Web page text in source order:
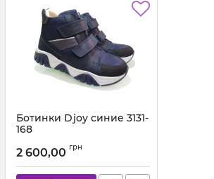
Ботинки Djoy синие 3131-
168
2 600,00 грн